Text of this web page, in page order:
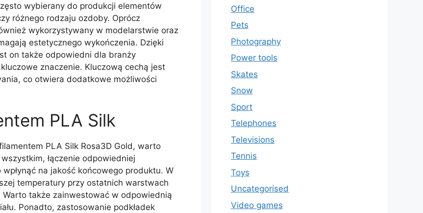
wybierany do produkcji elementów
różnego rodzaju ozdoby. Oprócz
wykorzystywany w modelarstwie oraz
estetycznego wykończenia. Dzięki
on także odpowiedni dla branży
znaczenie. Kluczową cechą jest
co otwiera dodatkowe możliwości
PLA Silk
PLA Silk Rosa3D Gold, warto
łączenie odpowiedniej
na jakość końcowego produktu. W
temperatury przy ostatnich warstwach
Warto także zainwestować w odpowiednią
Ponadto, zastosowanie podkładek
Office
Pets
Photography
Power tools
Skates
Snow
Sport
Telephones
Televisions
Tennis
Toys
Uncategorised
Video games